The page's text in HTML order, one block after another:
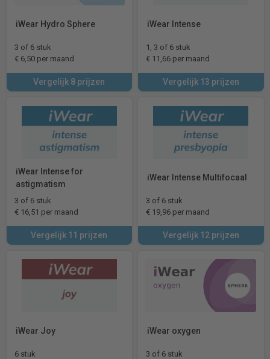
iWear Hydro Sphere
3 of 6 stuk
€ 6,50 per maand
Vergelijk 8 prijzen
iWear Intense
1, 3 of 6 stuk
€ 11,66 per maand
Vergelijk 13 prijzen
iWear Intense for
astigmatism
3 of 6 stuk
€ 16,51 per maand
Vergelijk 11 prijzen
iWear Intense Multifocaal
3 of 6 stuk
€ 19,96 per maand
Vergelijk 12 prijzen
iWear Joy
6 stuk
iWear oxygen
3 of 6 stuk